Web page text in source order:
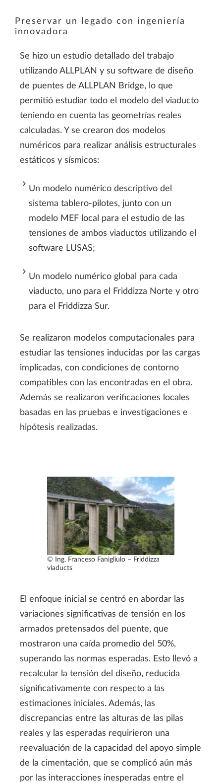
Preservar un legado con ingeniería
innovadora
Se hizo un estudio detallado del trabajo
utilizando ALLPLAN y su software de diseño
de puentes de ALLPLAN Bridge, lo que
permitió estudiar todo el modelo del viaducto
teniendo en cuenta las geometrías reales
calculadas. Y se crearon dos modelos
numéricos para realizar análisis estructurales
estáticos y sísmicos:
Un modelo numérico descriptivo del
sistema tablero-pilotes, junto con un
modelo MEF local para el estudio de las
tensiones de ambos viaductos utilizando el
software LUSAS;
Un modelo numérico global para cada
viaducto, uno para el Friddizza Norte y otro
para el Friddizza Sur.
Se realizaron modelos computacionales para
estudiar las tensiones inducidas por las cargas
implicadas, con condiciones de contorno
compatibles con las encontradas en el obra.
Además se realizaron verificaciones locales
basadas en las pruebas e investigaciones e
hipótesis realizadas.
© Ing. Franceso Fanigliulo – Friddizza
viaducts
El enfoque inicial se centró en abordar las
variaciones significativas de tensión en los
armados pretensados del puente, que
mostraron una caída promedio del 50%,
superando las normas esperadas. Esto llevó a
recalcular la tensión del diseño, reducida
significativamente con respecto a las
estimaciones iniciales. Además, las
discrepancias entre las alturas de las pilas
reales y las esperadas requirieron una
reevaluación de la capacidad del apoyo simple
de la cimentación, que se complicó aún más
por las interacciones inesperadas entre el